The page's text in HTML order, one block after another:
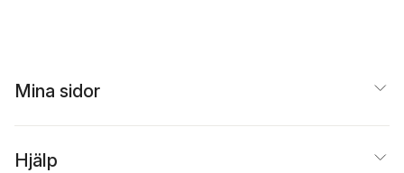
Mina sidor
Hjälp